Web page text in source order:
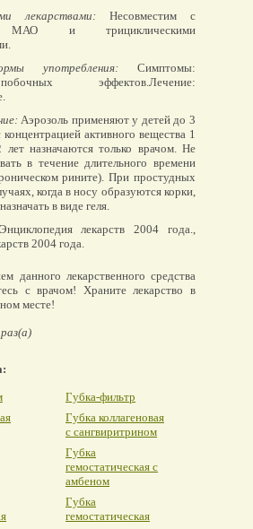
лекарствами: Несовместим с
МАО и трициклическими
употребления: Симптомы:
эффектов.Лечение:
Аэрозоль применяют у детей до 3
активного вещества 1
назначаются только врачом. Не
в течение длительного времени
рините). При простудных
когда в носу образуются корки,
в виде геля.
лекарств 2004 года.,
2004 года.
данного лекарственного средства
с врачом! Храните лекарство в
месте!
Губка-фильтр
Губка коллагеновая
с сангвиритрином
Губка
гемостатическая с
амбеном
Губка
гемостатическая